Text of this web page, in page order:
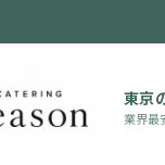
東京
業界最